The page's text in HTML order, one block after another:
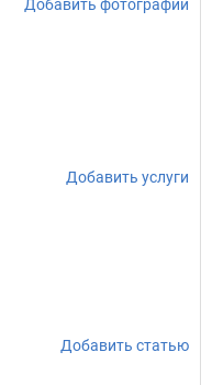
Добавить фотографии
Добавить услуги
Добавить статью